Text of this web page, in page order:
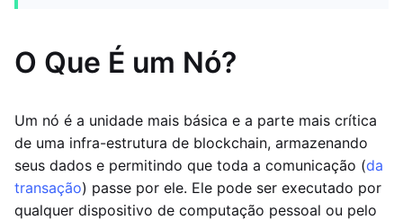
O Que É um Nó?
Um nó é a unidade mais básica e a parte mais crítica
de uma infra-estrutura de blockchain, armazenando
seus dados e permitindo que toda a comunicação (da
transação) passe por ele. Ele pode ser executado por
qualquer dispositivo de computação pessoal ou pelo